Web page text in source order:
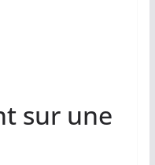
sur une